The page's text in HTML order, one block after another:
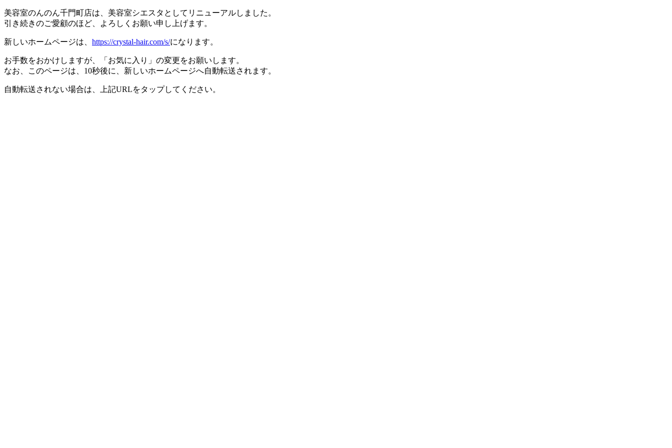
美容室のんのん千門町店は、美容室シエスタとしてリニューアルしました。
引き続きのご愛顧のほど、よろしくお願い申し上げます。
新しいホームページは、 https://crystal-hair.com/s/になります。
お手数をおかけしますが、「お気に入り」の変更をお願いします。
なお、このページは、10秒後に、新しいホームページへ自動転送されます。
自動転送されない場合は、上記URLをタップしてください。